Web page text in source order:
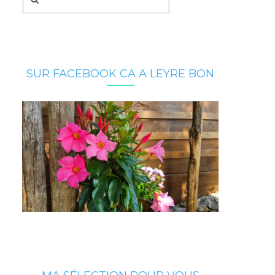
SUR FACEBOOK CA A LEYRE BON